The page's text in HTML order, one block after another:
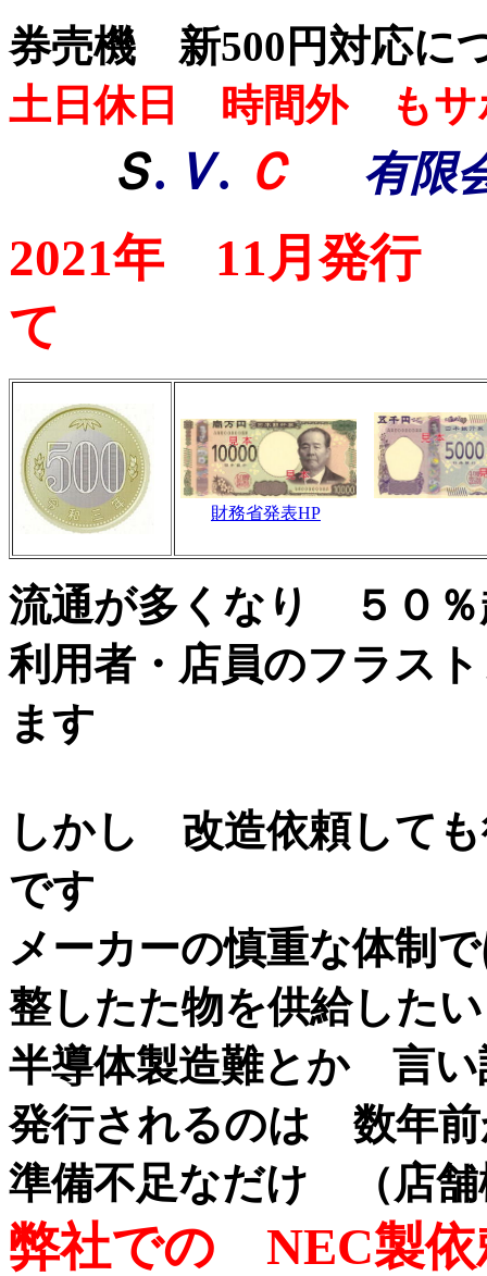
券売機 新500円対応に
土日休日 時間外 もサ
Ｓ.Ｖ. Ｃ 有限
2021年 11月発行
て
財務省発表HP
流通が多くなり ５０％
利用者・店員のフラス
ます
しかし 改造依頼して
です
メーカーの慎重な体制
整したた物を供給した
半導体製造難とか 言い
発行されるのは 数年前
準備不足なだけ （店舗
弊社での NEC製